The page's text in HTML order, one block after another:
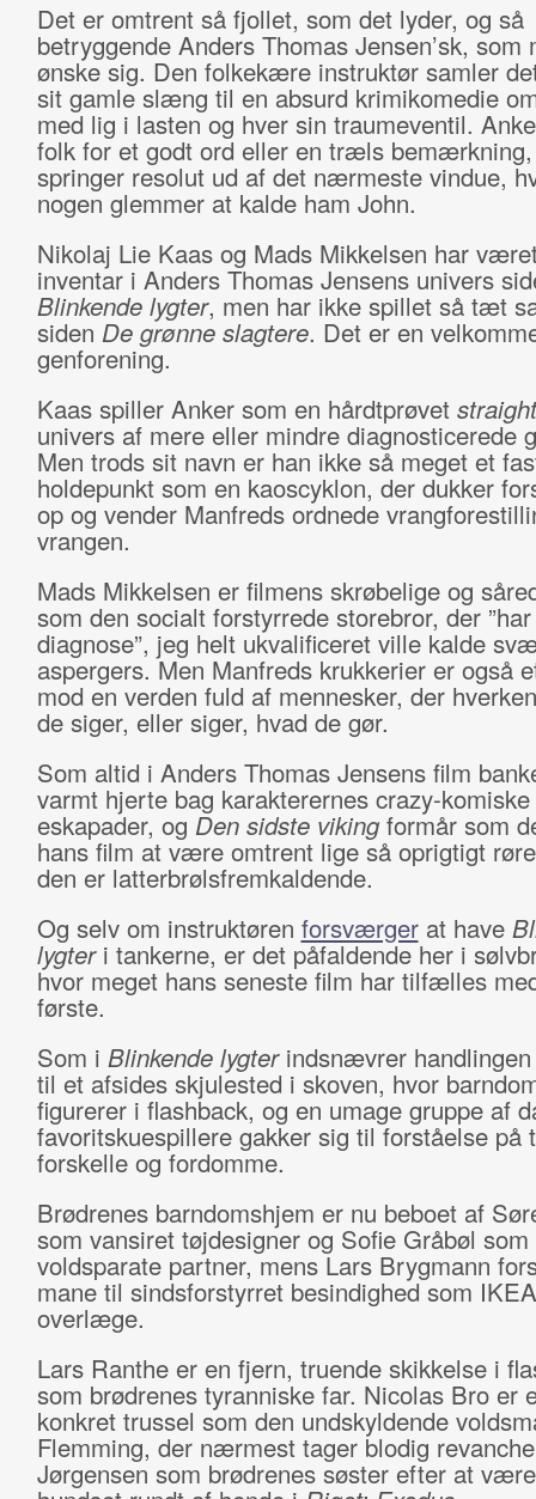
Det er omtrent så fjollet, som det lyder, og så
betryggende Anders Thomas Jensen’sk, som
ønske sig. Den folkekære instruktør samler
sit gamle slæng til en absurd krimikomedie
med lig i lasten og hver sin traumeventil.
folk for et godt ord eller en træls
springer resolut ud af det nærmeste vindue,
nogen glemmer at kalde ham John.
Nikolaj Lie Kaas og Mads Mikkelsen har
inventar i Anders Thomas Jensens univers
Blinkende lygter, men har ikke spillet så tæt
siden De grønne slagtere. Det er en
genforening.
Kaas spiller Anker som en hårdtprøvet
univers af mere eller mindre diagnosticerede
Men trods sit navn er han ikke så meget et
holdepunkt som en kaoscyklon, der dukker
op og vender Manfreds ordnede
vrangen.
Mads Mikkelsen er filmens skrøbelige og
som den socialt forstyrrede storebror, der
diagnose”, jeg helt ukvalificeret ville kalde
aspergers. Men Manfreds krukkerier er også
mod en verden fuld af mennesker, der
de siger, eller siger, hvad de gør.
Som altid i Anders Thomas Jensens film
varmt hjerte bag karakterernes crazy-komiske
eskapader, og Den sidste vikingformår som
hans film at være omtrent lige så oprigtigt
den er latterbrølsfremkaldende.
Og selv om instruktøren forsværgerat have
lygteri tankerne, er det påfaldende her i
hvor meget hans seneste film har tilfælles
første.
Som i Blinkende lygter indsnævrer
til et afsides skjulested i skoven, hvor
figurerer i flashback, og en umage gruppe af
favoritskuespillere gakker sig til forståelse
forskelle og fordomme.
Brødrenes barndomshjem er nu beboet af
som vansiret tøjdesigner og Sofie Gråbøl som
voldsparate partner, mens Lars Brygmann
mane til sindsforstyrret besindighed som
overlæge.
Lars Ranthe er en fjern, truende skikkelse i
som brødrenes tyranniske far. Nicolas Bro er
konkret trussel som den undskyldende
Flemming, der nærmest tager blodig
Jørgensen som brødrenes søster efter at